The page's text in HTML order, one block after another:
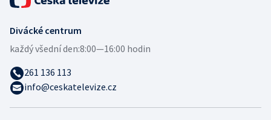
Divácké centrum
každý všední den:8:00—16:00 hodin
261 136 113
info@ceskatelevize.cz